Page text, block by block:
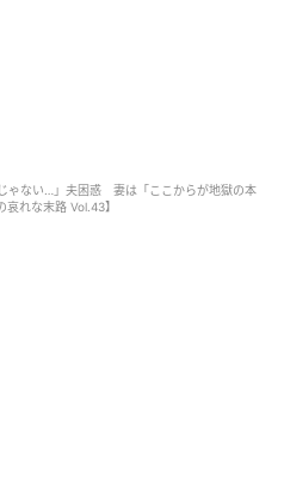
じゃない…」夫困惑 妻は「ここからが地獄の本
れな末路 Vol.43】